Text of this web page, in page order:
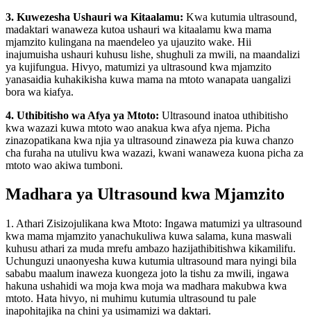
3. Kuwezesha Ushauri wa Kitaalamu: Kwa kutumia ultrasound,
madaktari wanaweza kutoa ushauri wa kitaalamu kwa mama
mjamzito kulingana na maendeleo ya ujauzito wake. Hii
inajumuisha ushauri kuhusu lishe, shughuli za mwili, na maandalizi
ya kujifungua. Hivyo, matumizi ya ultrasound kwa mjamzito
yanasaidia kuhakikisha kuwa mama na mtoto wanapata uangalizi
bora wa kiafya.
4. Uthibitisho wa Afya ya Mtoto: Ultrasound inatoa uthibitisho
kwa wazazi kuwa mtoto wao anakua kwa afya njema. Picha
zinazopatikana kwa njia ya ultrasound zinaweza pia kuwa chanzo
cha furaha na utulivu kwa wazazi, kwani wanaweza kuona picha za
mtoto wao akiwa tumboni.
Madhara ya Ultrasound kwa Mjamzito
1. Athari Zisizojulikana kwa Mtoto: Ingawa matumizi ya ultrasound
kwa mama mjamzito yanachukuliwa kuwa salama, kuna maswali
kuhusu athari za muda mrefu ambazo hazijathibitishwa kikamilifu.
Uchunguzi unaonyesha kuwa kutumia ultrasound mara nyingi bila
sababu maalum inaweza kuongeza joto la tishu za mwili, ingawa
hakuna ushahidi wa moja kwa moja wa madhara makubwa kwa
mtoto. Hata hivyo, ni muhimu kutumia ultrasound tu pale
inapohitajika na chini ya usimamizi wa daktari.